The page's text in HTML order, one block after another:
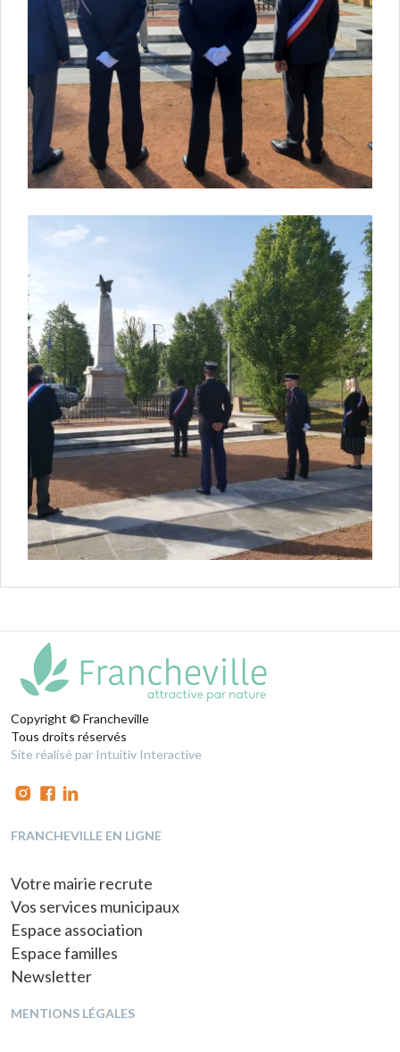
Copyright © Francheville
Tous droits réservés
Site réalisé par Intuitiv Interactive
FRANCHEVILLE EN LIGNE
Votre mairie recrute
Vos services municipaux
Espace association
Espace familles
Newsletter
MENTIONS LÉGALES